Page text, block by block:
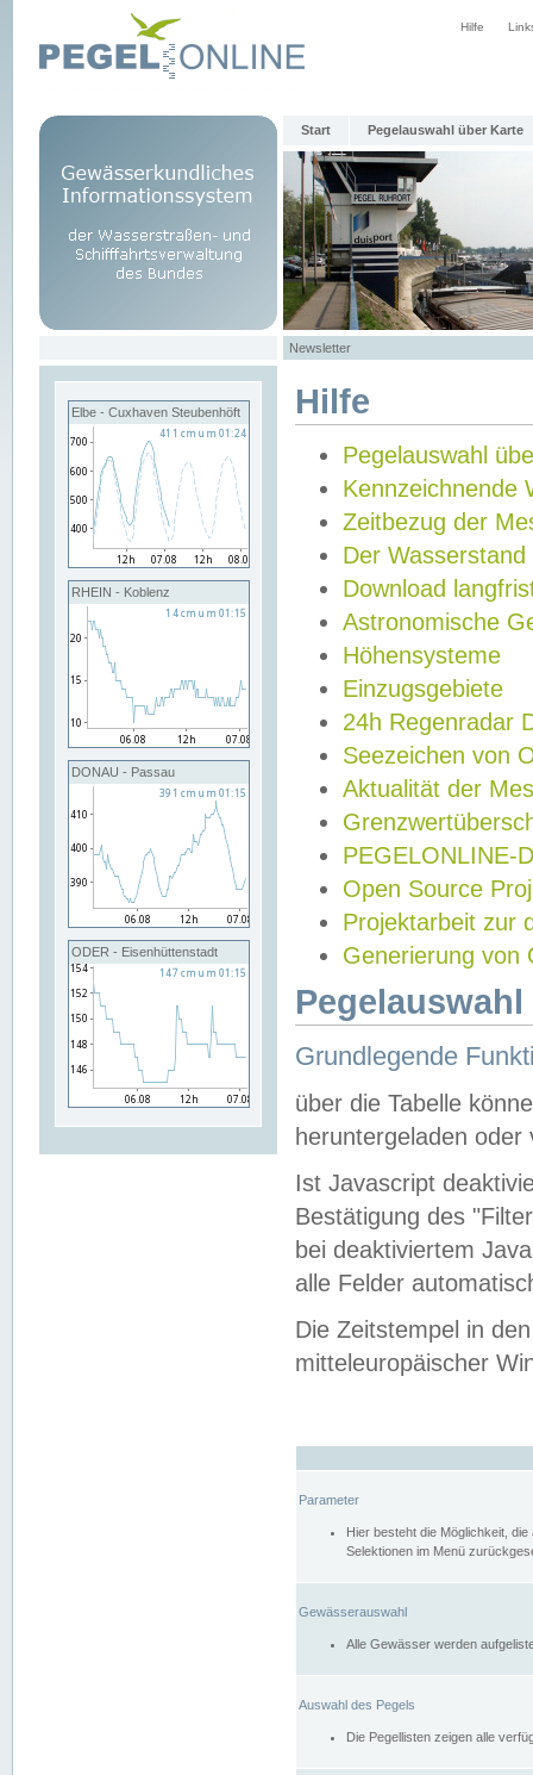
Hilfe
Start Pegelauswahl über Karte
Newsletter
Elbe - Cuxhaven Steubenhöft
RHEIN - Koblenz
DONAU - Passau
ODER - Eisenhüttenstadt
Hilfe
Pegelauswahl
Kennzeichnende
Zeitbezug der
Der Wasserstand
Download
Astronomische
Höhensysteme
Einzugsgebiete
24h Regenradar
Seezeichen von
Aktualität der
PEGELONLINE-
Open Source
Projektarbeit zur
Generierung von
Grundlegende
über die Tabelle
heruntergeladen oder
Ist Javascript
Bestätigung des
bei deaktiviertem
alle Felder
Die Zeitstempel in
mitteleuropäischer
Parameter
Hier besteht die Möglichkeit,
Selektionen im Menü
Gewässerauswahl
Alle Gewässer werden
Auswahl des Pegels
Die Pegellisten zeigen alle